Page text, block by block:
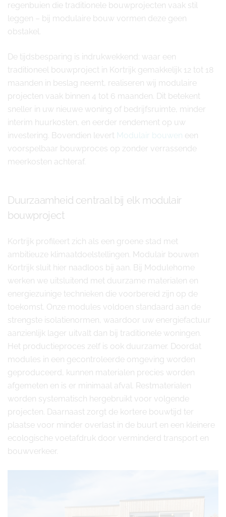
regenbuien die traditionele bouwprojecten vaak stil
leggen – bij modulaire bouw vormen deze geen
obstakel.
De tijdsbesparing is indrukwekkend: waar een
traditioneel bouwproject in Kortrijk gemakkelijk 12 tot 18
maanden in beslag neemt, realiseren wij modulaire
projecten vaak binnen 4 tot 6 maanden. Dit betekent
sneller in uw nieuwe woning of bedrijfsruimte, minder
interim huurkosten, en eerder rendement op uw
investering. Bovendien levert Modulair bouwen een
voorspelbaar bouwproces op zonder verrassende
meerkosten achteraf.
Duurzaamheid centraal bij elk modulair
bouwproject
Kortrijk profileert zich als een groene stad met
ambitieuze klimaatdoelstellingen. Modulair bouwen
Kortrijk sluit hier naadloos bij aan. Bij Modulehome
werken we uitsluitend met duurzame materialen en
energiezuinige technieken die voorbereid zijn op de
toekomst. Onze modules voldoen standaard aan de
strengste isolatienormen, waardoor uw energiefactuur
aanzienlijk lager uitvalt dan bij traditionele woningen.
Het productieproces zelf is ook duurzamer. Doordat
modules in een gecontroleerde omgeving worden
geproduceerd, kunnen materialen precies worden
afgemeten en is er minimaal afval. Restmaterialen
worden systematisch hergebruikt voor volgende
projecten. Daarnaast zorgt de kortere bouwtijd ter
plaatse voor minder overlast in de buurt en een kleinere
ecologische voetafdruk door verminderd transport en
bouwverkeer.